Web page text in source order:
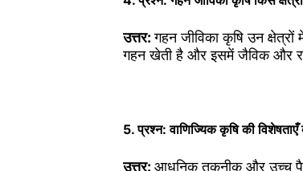
उत्तर:गहन जीविका कृषि उन
गहन खेती है और इसमें जैविक और
5. प्रश्न: वाणिज्यिक कृषि की विशेषताएँ
उत्तर: आधुनिक तकनीक और उच्च